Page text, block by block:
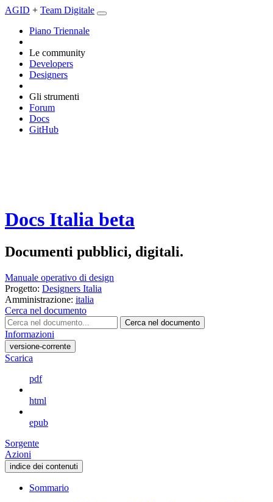
AGID + Team Digitale
Piano Triennale
Le community
Developers
Designers
Gli strumenti
Forum
Docs
GitHub
Docs Italia beta
Documenti pubblici, digitali.
Manuale operativo di design
Progetto: Designers Italia
Amministrazione: italia
Cerca nel documento
Cerca nel documento
Informazioni
versione-corrente
Scarica
pdf
html
epub
Sorgente
Azioni
indice dei contenuti
Sommario